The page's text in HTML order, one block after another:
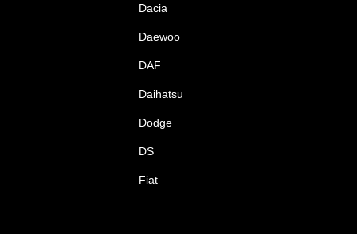
Dacia
Daewoo
DAF
Daihatsu
Dodge
DS
Fiat